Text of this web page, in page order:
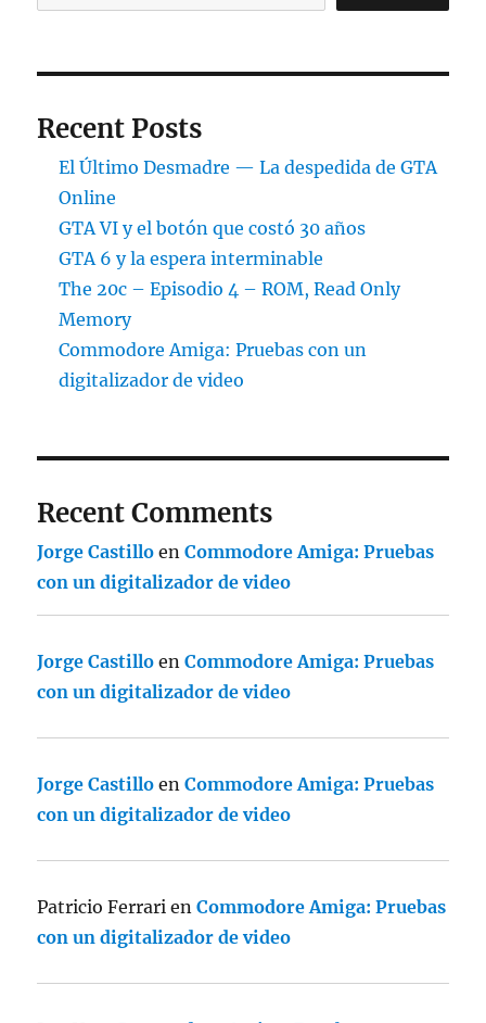
Recent Posts
El Último Desmadre — La despedida de GTA
Online
GTA VI y el botón que costó 30 años
GTA 6 y la espera interminable
The 20c – Episodio 4 – ROM, Read Only
Memory
Commodore Amiga: Pruebas con un
digitalizador de video
Recent Comments
Jorge Castillo enCommodore Amiga: Pruebas
con un digitalizador de video
Jorge Castillo enCommodore Amiga: Pruebas
con un digitalizador de video
Jorge Castillo enCommodore Amiga: Pruebas
con un digitalizador de video
Patricio Ferrari enCommodore Amiga: Pruebas
con un digitalizador de video